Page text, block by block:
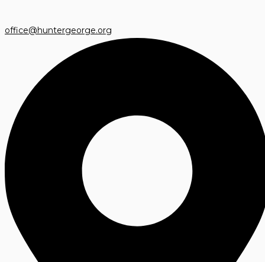
office@huntergeorge.org